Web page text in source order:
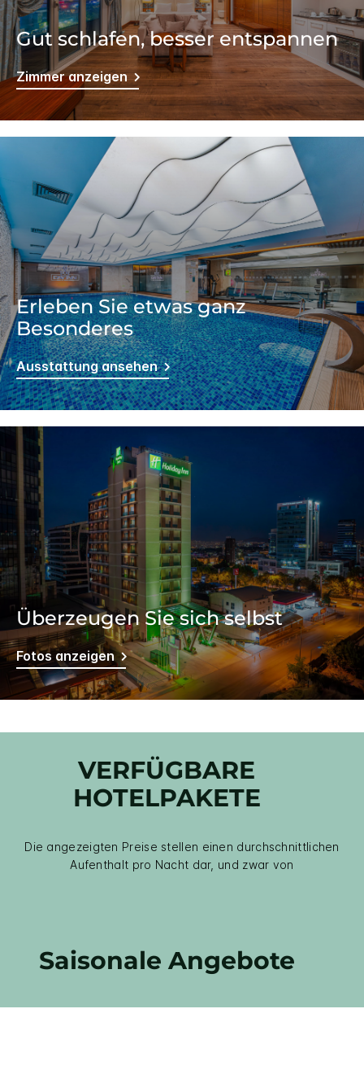
Gut schlafen, besser entspannen
Zimmer anzeigen
Erleben Sie etwas ganz
Besonderes
Ausstattung ansehen
Überzeugen Sie sich selbst
Fotos anzeigen
VERFÜGBARE
HOTELPAKETE
Die angezeigten Preise stellen einen durchschnittlichen
Aufenthalt pro Nacht dar, und zwar von
Saisonale Angebote